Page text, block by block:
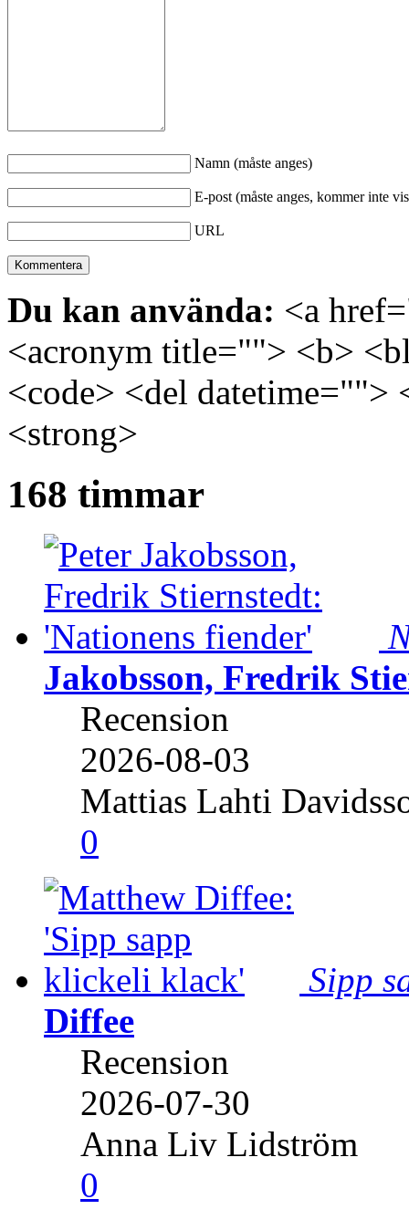
Namn (måste anges)
E-post (måste anges, kommer inte
URL
Du kan använda: <a
<acronym title=""> <b>
<code> <del
<strong>
168 timmar
Jakobsson, Fredrik
Recension
2026-08-03
Mattias Lahti
0
Sipp
Diffee
Recension
2026-07-30
Anna Liv Lidström
0